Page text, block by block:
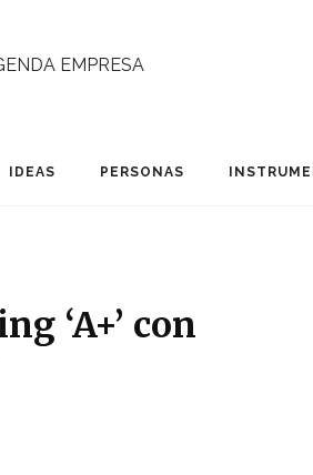
IDEAS PERSONAS
‘A+’ con